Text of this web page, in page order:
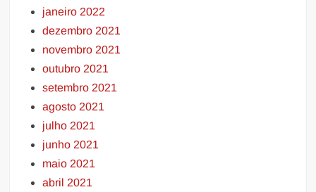
janeiro 2022
dezembro 2021
novembro 2021
outubro 2021
setembro 2021
agosto 2021
julho 2021
junho 2021
maio 2021
abril 2021